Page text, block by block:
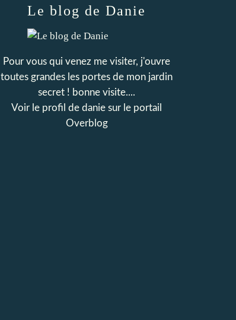
Le blog de Danie
Pour vous qui venez me visiter, j'ouvre
toutes grandes les portes de mon jardin
secret ! bonne visite....
Voir le profil de danie sur le portail
Overblog